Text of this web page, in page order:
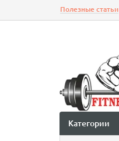
Полезные статьи
Категории